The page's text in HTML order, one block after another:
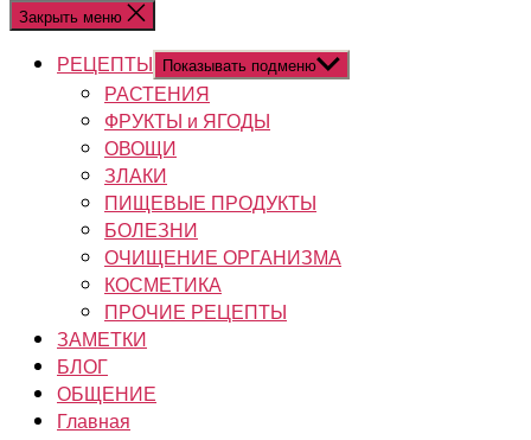
Закрыть меню
РЕЦЕПТЫ Показывать подменю
РАСТЕНИЯ
ФРУКТЫ и ЯГОДЫ
ОВОЩИ
ЗЛАКИ
ПИЩЕВЫЕ ПРОДУКТЫ
БОЛЕЗНИ
ОЧИЩЕНИЕ ОРГАНИЗМА
КОСМЕТИКА
ПРОЧИЕ РЕЦЕПТЫ
ЗАМЕТКИ
БЛОГ
ОБЩЕНИЕ
Главная